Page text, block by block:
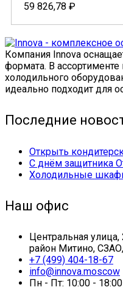
59 826,78 ₽
Компания Innova
формата. В
холодильного
идеально подходит для
Последние
Открыть
С днём защитника
Холодильные
Наш офис
Центральная
район Митино,
+7 (499) 404-18-67
info@innova.moscow
Пн - Пт: 10:00 - 18:00